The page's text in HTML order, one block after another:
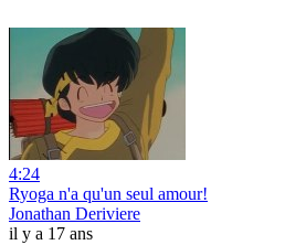
4:24
Ryoga n'a qu'un seul amour!
Jonathan Deriviere
il y a 17 ans